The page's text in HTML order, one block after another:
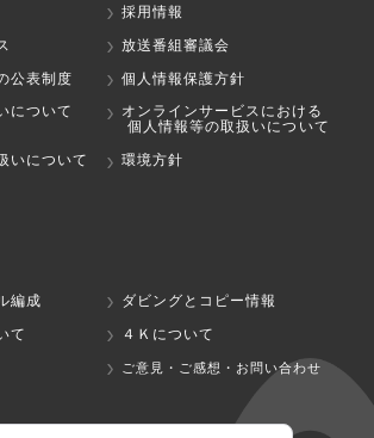
採用情報
放送番組審議会
公表制度
個人情報保護方針
について
オンラインサービスにおける
個人情報等の取扱いについて
いについて
環境方針
編成
ダビングとコピー情報
て
４Ｋについて
ご意見・ご感想・お問い合わせ